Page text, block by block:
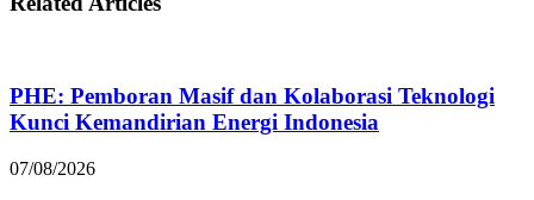
PHE: Pemboran Masif dan Kolaborasi Teknologi
Kunci Kemandirian Energi Indonesia
07/08/2026